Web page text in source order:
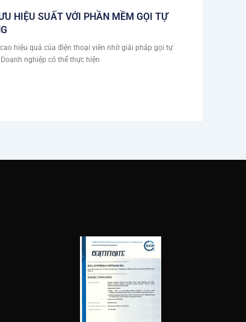
HIỆU SUẤT VỚI PHẦN MỀM GỌI TỰ
hiệu quả của điện thoại viên nhờ giải pháp gọi tự
nghiệp có thể thực hiện